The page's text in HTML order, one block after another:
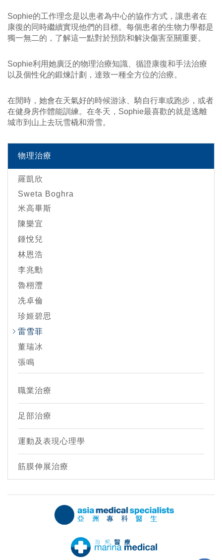
Sophie的工作理念是以患者為中心的協作方式，讓患者在
康復的同時繼續實現他們的目標。每個患者的生物力學都是
獨一無二的，了解這一點對於預防和解決傷害至關重要。
Sophie利用她廣泛的物理治療知識、循證康復和手法治療
以及個性化的鍛煉計劃，達致一種全方位的治療。
在閒時，她會在天氣好的時候游泳、騎自行車或跑步，或者
在健身房作體能訓練。在冬天，Sophie最喜歡的就是逃離
城市到山上去玩雪橇和滑雪。
物理治療
羅凱欣
Sweta Boghra
米高畢斯
陳樂宜
鍾悅兒
林恩浩
李兆勳
魯栩灃
冼卓倫
珍姬碧思
雷雪菲
董瑞冰
張鳴
職業治療
足部治療
運動及表現心理學
筋膜伸展治療